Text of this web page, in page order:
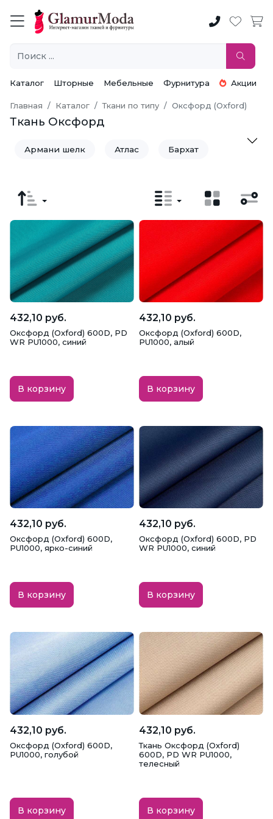
Каталог Шторные Мебельные Фурнитура Акции
Главная Каталог Ткани по типу Оксфорд (Oxford)
Ткань Оксфорд
Армани шелк Атлас Бархат
Велюр Вискоза
Габардин Гипюр, Кружево, Шитье
Голограмма Грета Дак
Джерси Джинсовая Дубленка
Кашкорсе
Кожа искусственная Костюмная
Креп Креп-сатин Кристалон
Кулирка Курточная, Плащевая Лен
Ложная сетка Масло Махра
Мех Микрофибра Муслин
Неопрен Оксфорд (Oxford)
Парча Плательная Плиссе
Плюш Минки Подкладочная
Польский хлопок Поплин Рибана
Сетка стрейч Ситец
432,10 руб.
Оксфорд (Oxford) 600D, PD
WR PU1000, синий
В корзину
432,10 руб.
Оксфорд (Oxford) 600D,
PU1000, алый
В корзину
432,10 руб.
Оксфорд (Oxford) 600D,
PU1000, ярко-синий
В корзину
432,10 руб.
Оксфорд (Oxford) 600D, PD
WR PU1000, синий
В корзину
432,10 руб.
Оксфорд (Oxford) 600D,
PU1000, голубой
В корзину
432,10 руб.
Ткань Оксфорд (Oxford)
600D, PD WR PU1000,
телесный
В корзину